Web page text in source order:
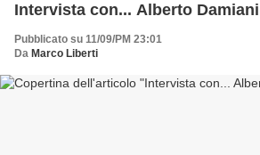
Intervista con... Alberto Damiani
Pubblicato su 11/09/PM 23:01
Da Marco Liberti